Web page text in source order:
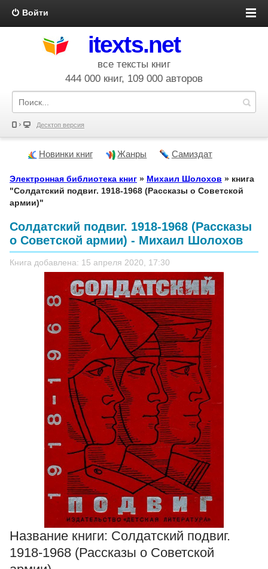
Войти
itexts.net
все тексты книг
444 000 книг, 109 000 авторов
Десктоп версия
Новинки книг Жанры Самиздат
Электронная библиотека книг » Михаил Шолохов » книга
"Солдатский подвиг. 1918-1968 (Рассказы о Советской
армии)"
Солдатский подвиг. 1918-1968 (Рассказы
о Советской армии) - Михаил Шолохов
Книга добавлена: 15 апреля 2020, 17:30
Название книги: Солдатский подвиг.
1918-1968 (Рассказы о Советской